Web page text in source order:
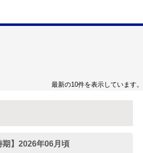
最新の10件を表示しています。
】2026年06月頃